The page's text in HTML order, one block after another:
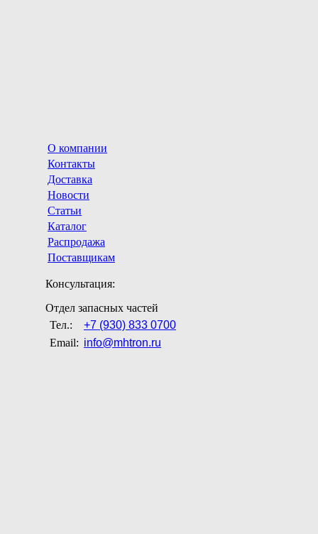
О компании
Контакты
Доставка
Новости
Статьи
Каталог
Распродажа
Поставщикам
Консультация:
Отдел запасных частей
Тел.:
+7 (930) 833 0700
Email: info@mhtron.ru